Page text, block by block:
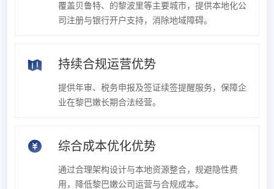
覆盖贝鲁特、的黎波里等主要城市，提供本地化公
司注册与银行开户支持，消除地域障碍。
持续合规运营优势
提供年审、税务申报及签证续签提醒服务，保障企
业在黎巴嫩长期合法经营。
综合成本优化优势
通过合理架构设计与本地资源整合，规避隐性费
用，降低黎巴嫩公司运营与合规成本。